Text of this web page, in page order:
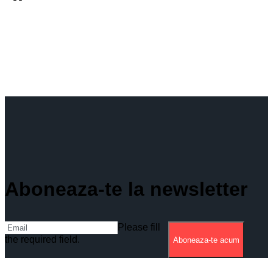
Aboneaza-te la newsletter
Please fill
the required field.
Aboneaza-te acum